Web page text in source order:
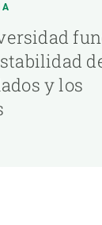
y los